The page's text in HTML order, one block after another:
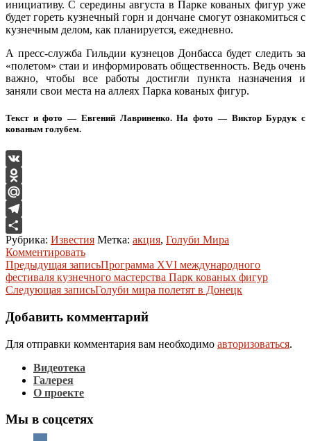
инициативу. С середины августа в Парке кованых фигур уже
будет гореть кузнечный горн и дончане смогут ознакомиться с
кузнечным делом, как планируется, ежедневно.
А пресс-служба Гильдии кузнецов Донбасса будет следить за
«полетом» стаи и информировать общественность. Ведь очень
важно, чтобы все работы достигли пункта назначения и
заняли свои места на аллеях Парка кованых фигур.
Текст и фото — Евгений Лавриненко. На фото — Виктор Бурдук с
кованым голубем.
VK
Odnoklassniki
Mail.Ru
Telegram
Отправить
Рубрика: Известия Метка: акция, Голуби Мира
Комментировать
Навигация
по
Предыдущая записьПрограмма XVI международного
фестиваля кузнечного мастерства Парк кованых фигур
Следующая записьГолуби мира полетят в Донецк
Добавить комментарий
Для отправки комментария вам необходимо авторизоваться.
Видеотека
Галерея
О проекте
Мы в соцсетях